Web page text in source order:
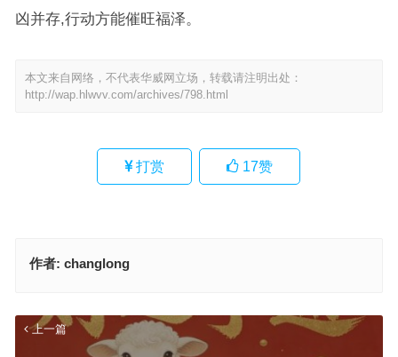
凶并存,行动方能催旺福泽。
本文来自网络，不代表华威网立场，转载请注明出处：
http://wap.hlwvv.com/archives/798.html
打赏 17赞
作者: changlong
上一篇